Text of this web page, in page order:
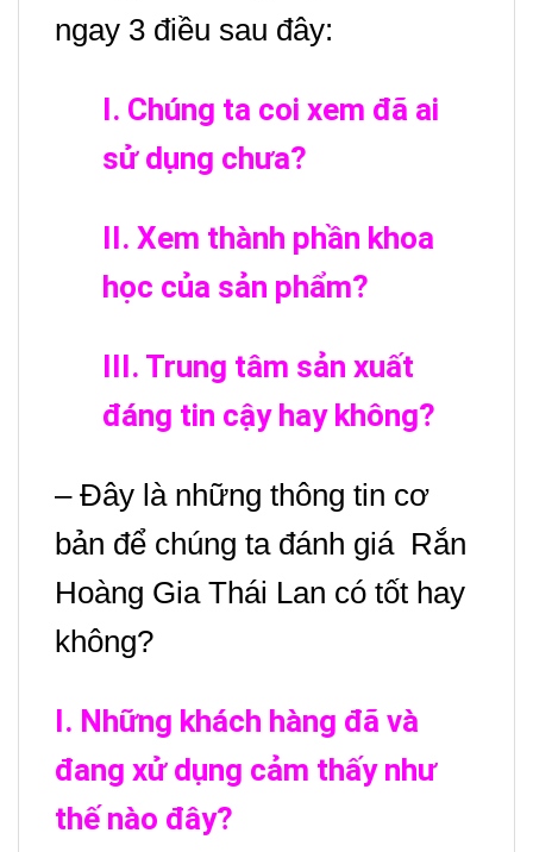
ngay 3 điều sau đây:
I. Chúng ta coi xem đã ai
sử dụng chưa?
II. Xem thành phần khoa
học của sản phẩm?
III. Trung tâm sản xuất
đáng tin cậy hay không?
– Đây là những thông tin cơ
bản để chúng ta đánh giá Rắn
Hoàng Gia Thái Lan có tốt hay
không?
I. Những khách hàng đã và
đang xử dụng cảm thấy như
thế nào đây?